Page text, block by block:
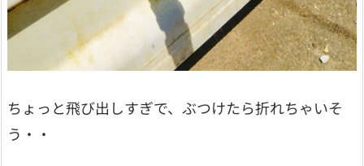
ちょっと飛び出しすぎで、ぶつけたら折れちゃいそ
う・・